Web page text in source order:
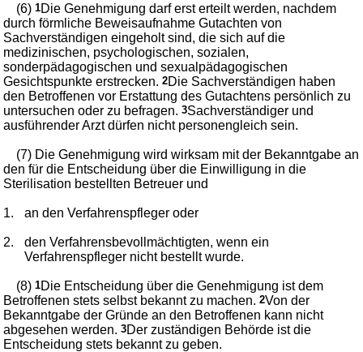
(6)1Die Genehmigung darf erst erteilt werden, nachdem
durch förmliche Beweisaufnahme Gutachten von
Sachverständigen eingeholt sind, die sich auf die
medizinischen, psychologischen, sozialen,
sonderpädagogischen und sexualpädagogischen
Gesichtspunkte erstrecken.2Die Sachverständigen haben
den Betroffenen vor Erstattung des Gutachtens persönlich zu
untersuchen oder zu befragen.3Sachverständiger und
ausführender Arzt dürfen nicht personengleich sein.
(7) Die Genehmigung wird wirksam mit der Bekanntgabe an
den für die Entscheidung über die Einwilligung in die
Sterilisation bestellten Betreuer und
1. an den Verfahrenspfleger oder
2.
den Verfahrensbevollmächtigten, wenn ein
Verfahrenspfleger nicht bestellt wurde.
(8)1Die Entscheidung über die Genehmigung ist dem
Betroffenen stets selbst bekannt zu machen.2Von der
Bekanntgabe der Gründe an den Betroffenen kann nicht
abgesehen werden.3Der zuständigen Behörde ist die
Entscheidung stets bekannt zu geben.